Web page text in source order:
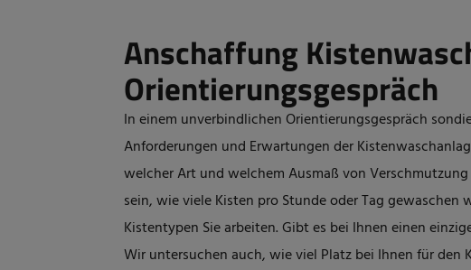
Anschaffung
Orientierungsgespräch
In einem unverbindlichen Orientierungsgespräch
Anforderungen und Erwartungen der
welcher Art und welchem Ausmaß von
sein, wie viele Kisten pro Stunde oder Tag gewaschen
Kistentypen Sie arbeiten. Gibt es bei Ihnen einen
Wir untersuchen auch, wie viel Platz bei Ihnen für den